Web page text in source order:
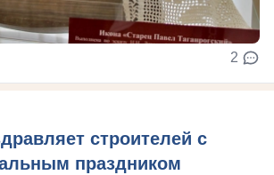
2
строителей с
праздником